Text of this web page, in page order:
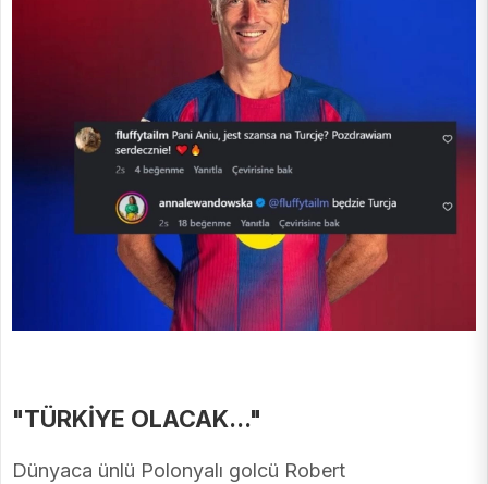
"TÜRKİYE OLACAK..."
Dünyaca ünlü Polonyalı golcü Robert